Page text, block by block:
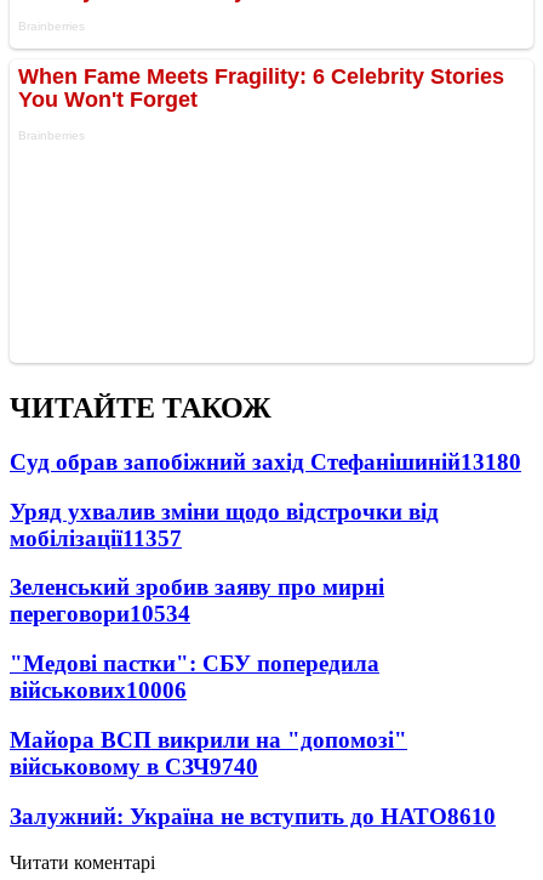
ЧИТАЙТЕ ТАКОЖ
Суд обрав запобіжний захід Стефанішиній13180
Уряд ухвалив зміни щодо відстрочки від
мобілізації11357
Зеленський зробив заяву про мирні
переговори10534
"Медові пастки": СБУ попередила
військових10006
Майора ВСП викрили на "допомозі"
військовому в СЗЧ9740
Залужний: Україна не вступить до НАТО8610
Читати коментарі